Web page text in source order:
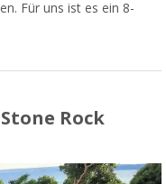
Für uns ist es ein 8-
Rock